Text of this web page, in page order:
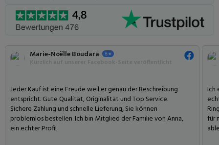
Marie-Noëlle Boudara
Jeder Kauf ist eine Freude weil er genau der Beschreibung
entspricht. Gute Qualität, Originalität und Top Service.
Sichere Zahlung und schnelle Lieferung, Sie können
problemlos bestellen. Ich bin Mitglied der Familie von Anna,
ein echter Profi!
Ich
für